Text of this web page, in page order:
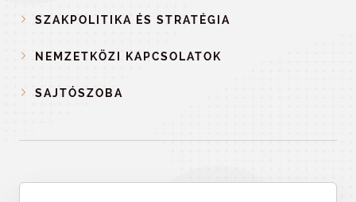
SZAKPOLITIKA ÉS STRATÉGIA
NEMZETKÖZI KAPCSOLATOK
SAJTÓSZOBA